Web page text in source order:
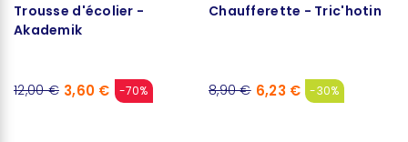
Trousse d'écolier -
Akademik
12,00 € 3,60 € -70%
Chaufferette - Tric'hotin
8,90 € 6,23 € -30%